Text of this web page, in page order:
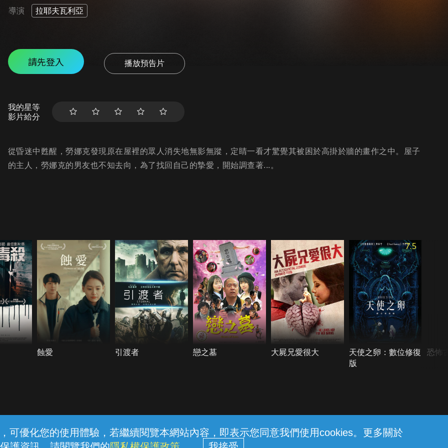
可優化您的使用體驗，若繼續閱覽本網站內容，即表示您同意我們使用cookies。更多關於
導演 拉耶夫瓦利亞
請先登入 播放預告片
我的星等
影片給分
從昏迷中甦醒，勞娜克發現原在屋裡的眾人消失地無影無蹤，定睛一看才驚覺其被困於高掛於牆的畫作之中。屋子
的主人，勞娜克的男友也不知去向，為了找回自己的摯愛，開始調查著...。
蝕愛 引渡者 戀之墓 大屍兄愛很大
7.5
天使之卵：數位修復
版
恐怖
線上客服 服務條款 隱私權保護